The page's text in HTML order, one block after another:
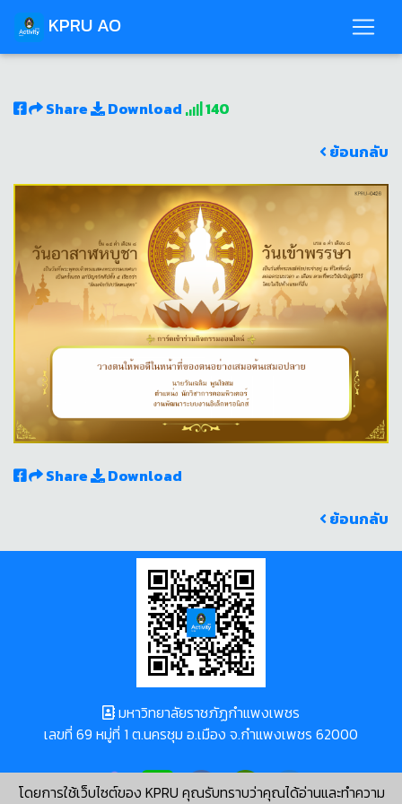
KPRU AO
Share Download
140
ย้อนกลับ
Share
Download
ย้อนกลับ
โดยการใช้เว็บไซต์ของ KPRU คุณรับทราบว่าคุณได้อ่านและทำความ
มหาวิทยาลัยราชภัฏกำแพงเพชร
เลขที่ 69 หมู่ที่ 1 ต.นครชุม อ.เมือง จ.กำแพงเพชร 62000